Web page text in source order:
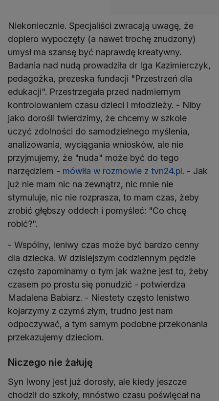
Niekoniecznie. Specjaliści zwracają uwagę, że
dopiero wypoczęty (a nawet trochę znudzony)
umysł ma szansę być naprawdę kreatywny.
Badania nad nudą prowadziła dr Iga Kazimierczyk,
pedagożka, prezeska fundacji "Przestrzeń dla
edukacji". Przestrzegała przed nadmiernym
kontrolowaniem czasu dzieci i młodzieży. - Niby
jako dorośli twierdzimy, że chcemy w szkole
uczyć zdolności do samodzielnego myślenia,
analizowania, wyciągania wniosków, ale nie
przyjmujemy, że "nuda" może być do tego
narzędziem - mówiła w rozmowie z tvn24.pl. - Jak
już nie mam nic na zewnątrz, nic mnie nie
stymuluje, nic nie rozprasza, to mam czas, żeby
zrobić głębszy oddech i pomyśleć: "Co chcę
robić?".
- Wspólny, leniwy czas może być bardzo cenny
dla dziecka. W dzisiejszym codziennym pędzie
często zapominamy o tym jak ważne jest to, żeby
czasem po prostu się ponudzić - potwierdza
Madalena Babiarz. - Niestety często lenistwo
kojarzymy z czymś złym, trudno jest nam
odpoczywać, a tym samym podobne przekonania
przekazujemy dzieciom.
Niczego nie żałuję
Syn Iwony jest już dorosły, ale kiedy jeszcze
chodził do szkoły, mnóstwo czasu poświęcał na